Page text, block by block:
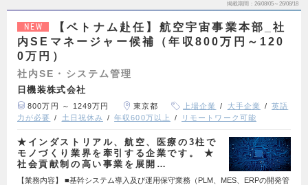
掲載期間 26/08/05～26/08/18
NEW
【ベトナム赴任】航空宇宙事業本部_社
内SEマネージャー候補（年収800万円～120
0万円）
社内SE・システム管理
日機装株式会社
800万円 ～ 1249万円 東京都 上場企業 大手企業
英語
力が必要
土日祝休み 年収600万以上 リモートワーク可能
★インダストリアル、航空、医療の3柱で
モノづくり業界を牽引する企業です。 ★
社会貢献制の高い事業を展開…
【業務内容】 ■基幹システム導入及び運用保守業務（PLM、MES、ERPの開発管